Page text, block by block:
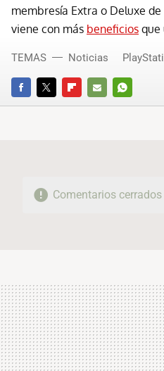
membresía Extra o Deluxe de
viene con más beneficios que
FACEBOOKTWITTERFLIPBOARD
E-
WHATSAPP
TEMAS Noticias
Comentarios cerrados